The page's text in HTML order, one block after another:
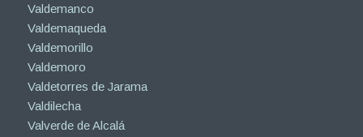
Valdemanco
Valdemaqueda
Valdemorillo
Valdemoro
Valdetorres de Jarama
Valdilecha
Valverde de Alcalá